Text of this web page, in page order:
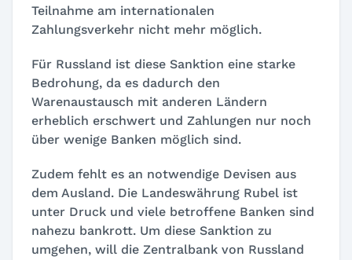
Teilnahme am internationalen
Zahlungsverkehr nicht mehr möglich.
Für Russland ist diese Sanktion eine starke
Bedrohung, da es dadurch den
Warenaustausch mit anderen Ländern
erheblich erschwert und Zahlungen nur noch
über wenige Banken möglich sind.
Zudem fehlt es an notwendige Devisen aus
dem Ausland. Die Landeswährung Rubel ist
unter Druck und viele betroffene Banken sind
nahezu bankrott. Um diese Sanktion zu
umgehen, will die Zentralbank von Russland